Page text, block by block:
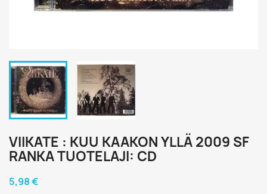
VIIKATE : KUU KAAKON YLLÄ 2009 SF
RANKA TUOTELAJI: CD
5,98 €